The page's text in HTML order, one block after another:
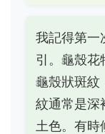
我記得第一
引。龜殼花
龜殼狀斑紋
紋通常是深
土色。有時